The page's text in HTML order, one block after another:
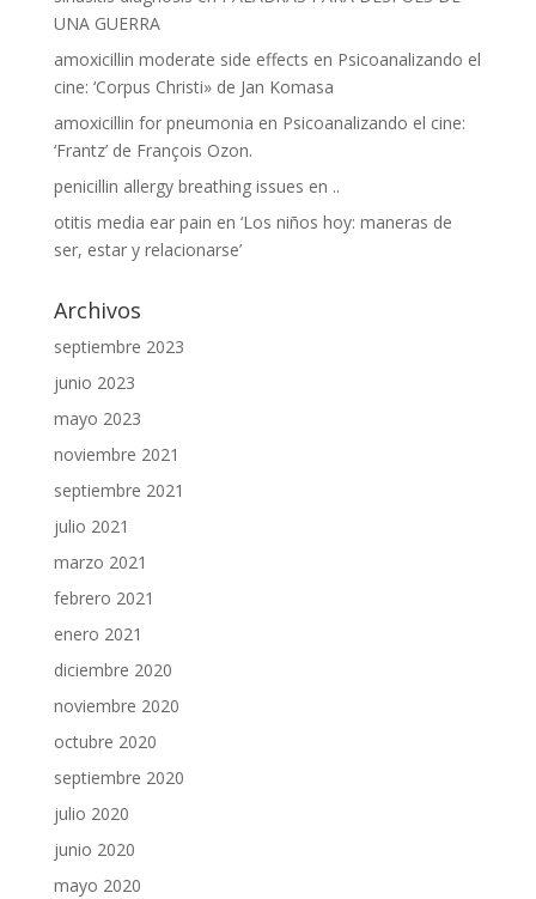
UNA GUERRA
amoxicillin moderate side effects en Psicoanalizando el
cine: ‘Corpus Christi» de Jan Komasa
amoxicillin for pneumonia en Psicoanalizando el cine:
‘Frantz’ de François Ozon.
penicillin allergy breathing issues en ..
otitis media ear pain en ‘Los niños hoy: maneras de
ser, estar y relacionarse’
Archivos
septiembre 2023
junio 2023
mayo 2023
noviembre 2021
septiembre 2021
julio 2021
marzo 2021
febrero 2021
enero 2021
diciembre 2020
noviembre 2020
octubre 2020
septiembre 2020
julio 2020
junio 2020
mayo 2020